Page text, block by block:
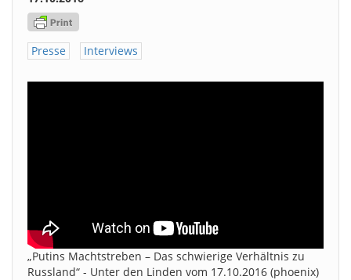
Presse Interviews
„Putins Machtstreben – Das schwierige Verhältnis zu
Russland“ - Unter den Linden vom 17.10.2016 (phoenix)